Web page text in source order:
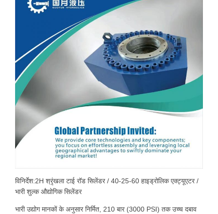
विनिर्देश:2H श्रृंखला टाई रॉड सिलेंडर / 40-25-60 हाइड्रोलिक एक्ट्यूएटर /
भारी शुल्क औद्योगिक सिलेंडर
भारी उद्योग मानकों के अनुसार निर्मित, 210 बार (3000 PSI) तक उच्च दबाव